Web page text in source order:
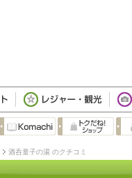
酒呑童子の湯 のクチコミ